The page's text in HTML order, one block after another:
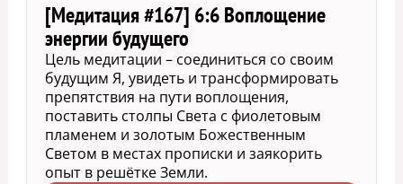
[Медитация #167] 6:6 Воплощение
энергии будущего
Цель медитации – соединиться со своим
будущим Я, увидеть и трансформировать
препятствия на пути воплощения,
поставить столпы Света с фиолетовым
пламенем и золотым Божественным
Светом в местах прописки и заякорить
опыт в решётке Земли.